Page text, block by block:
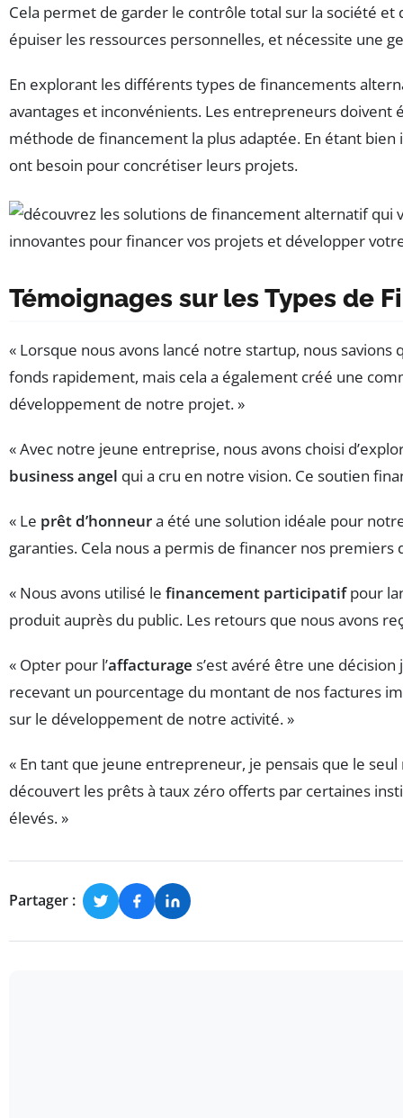
Cela permet de garder le contrôle total sur la société
épuiser les ressources personnelles, et nécessite une
En explorant les différents types de financements
avantages et inconvénients. Les entrepreneurs
méthode de financement la plus adaptée. En étant
ont besoin pour concrétiser leurs projets.
Témoignages sur les Types de
« Lorsque nous avons lancé notre startup, nous savions
fonds rapidement, mais cela a également créé une
développement de notre projet. »
« Avec notre jeune entreprise, nous avons choisi
business angel qui a cru en notre vision. Ce soutien
« Le prêt d’honneura été une solution idéale pour
garanties. Cela nous a permis de financer nos
« Nous avons utilisé le financement participatifpour
produit auprès du public. Les retours que nous avons
« Opter pour l’affacturage s’est avéré être une
recevant un pourcentage du montant de nos factures
sur le développement de notre activité. »
« En tant que jeune entrepreneur, je pensais que le
découvert les prêts à taux zéro offerts par certaines
élevés. »
Partager :